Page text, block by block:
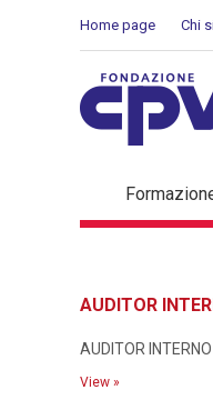
Home page Chi
AUDITOR
AUDITOR
View »